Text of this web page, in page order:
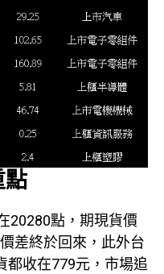
點
20280點，期現貨價
差終於回來，此外台
都收在779元，市場追